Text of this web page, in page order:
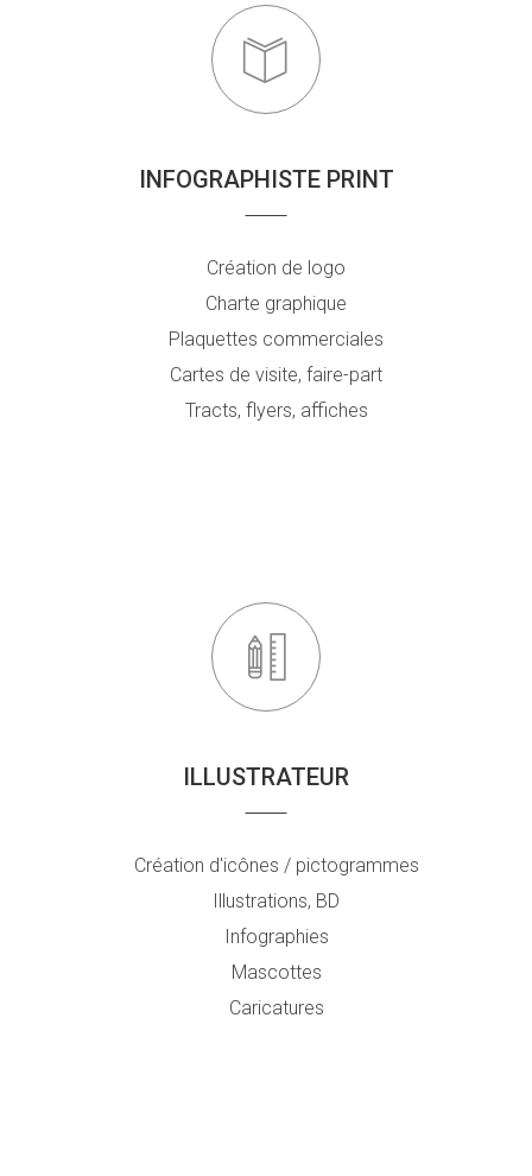
INFOGRAPHISTE PRINT
Création de logo
Charte graphique
Plaquettes commerciales
Cartes de visite, faire-part
Tracts, flyers, affiches
ILLUSTRATEUR
Création d'icônes / pictogrammes
Illustrations, BD
Infographies
Mascottes
Caricatures